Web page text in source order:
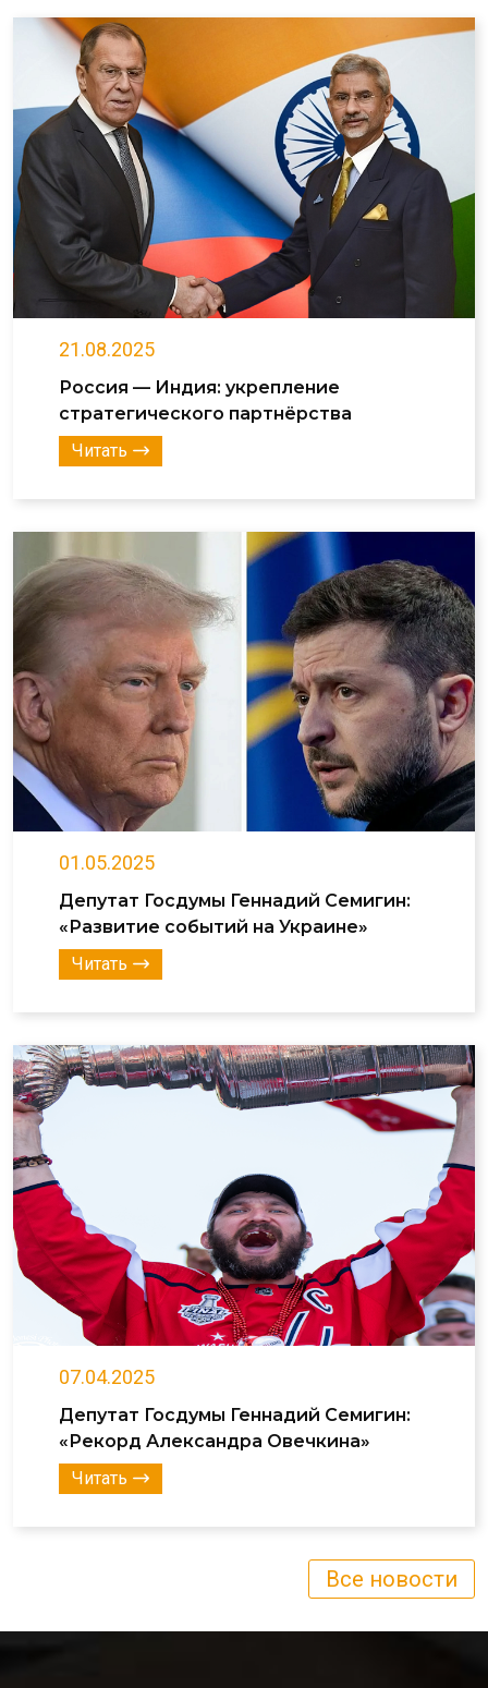
21.08.2025
Россия — Индия: укрепление
стратегического партнёрства
Читать
01.05.2025
Депутат Госдумы Геннадий Семигин:
«Развитие событий на Украине»
Читать
07.04.2025
Депутат Госдумы Геннадий Семигин:
«Рекорд Александра Овечкина»
Читать
Все новости